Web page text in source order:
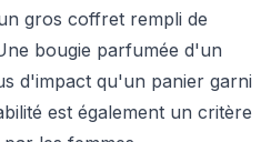
gros coffret rempli de
bougie parfumée d'un
d'impact qu'un panier garni
est également un critère